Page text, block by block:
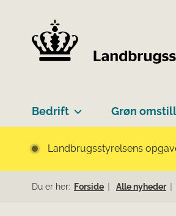
Bedrift Grøn
Landbrugsstyrelsens
Du er her: Forside Alle nyheder